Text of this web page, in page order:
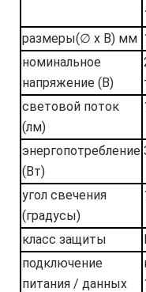
размеры(∅ x В) мм
номинальное
напряжение (В)
световой поток
(лм)
энергопотребление
(Вт)
угол свечения
(градусы)
класс защиты
подключение
питания / данных